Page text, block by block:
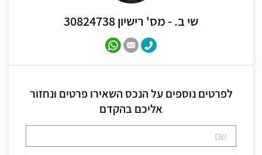
שי ב. - מס' רישיון 30824738
לפרטים נוספים על הנכס השאירו פרטים ונחזור
אליכם בהקדם